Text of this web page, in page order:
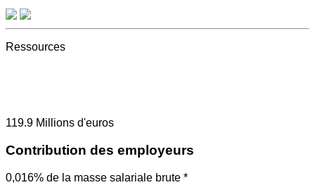
Ressources
119.9 Millions d'euros
Contribution des employeurs
0,016% de la masse salariale brute *